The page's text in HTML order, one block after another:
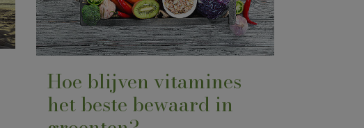
Hoe blijven vitamines
het beste bewaard in